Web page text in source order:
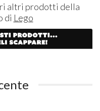
altri prodotti della
di Lego